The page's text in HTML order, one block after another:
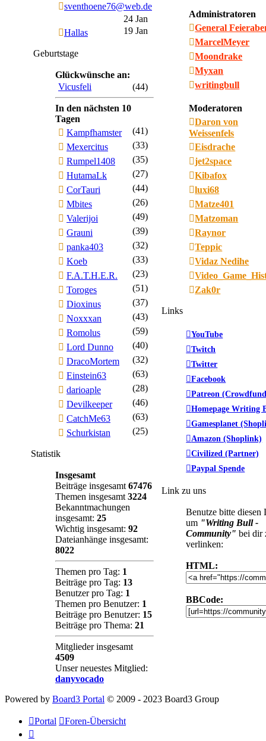
sventhoene76@web.de
24 Jan
Hallas
19 Jan
Geburtstage
Glückwünsche an:
Vicusfeli
(44)
In den nächsten 10
Tagen
Kampfhamster
(41)
Mexercitus
(33)
Rumpel1408
(35)
HutamaLk
(27)
CorTauri
(44)
Mbites
(26)
Valerijoi
(49)
Grauni
(39)
panka403
(32)
Koeb
(33)
F.A.T.H.E.R.
(23)
Toroges
(51)
Dioxinus
(37)
Noxxxan
(43)
Romolus
(59)
Lord Dunno
(40)
DracoMortem
(32)
Einstein63
(63)
darioaple
(28)
Devilkeeper
(46)
CatchMe63
(63)
Schurkistan
(25)
Statistik
Insgesamt
Beiträge insgesamt 67476
Themen insgesamt 3224
Bekanntmachungen
insgesamt: 25
Wichtig insgesamt: 92
Dateianhänge insgesamt:
8022
Themen pro Tag: 1
Beiträge pro Tag: 13
Benutzer pro Tag: 1
Themen pro Benutzer: 1
Beiträge pro Benutzer: 15
Beiträge pro Thema: 21
Mitglieder insgesamt
4509
Unser neuestes Mitglied:
danyvocado
Administratoren
General
MarcelMeyer
Moondrake
Myxan
writingbull
Moderatoren
Daron von
Weissenfels
Eisdrache
jet2space
Kibafox
luxi68
Matze401
Matzoman
Raynor
Teppic
Vidaz Nedihe
Zak0r
Links
YouTube
Twitch
Twitter
Facebook
Patreon
Homepage Writing
Gamesplanet
Amazon (Shoplink)
Civilized (Partner)
Paypal Spende
Link zu uns
Benutze bitte diesen
um "Writing Bull -
Community" bei dir
verlinken:
HTML:
BBCode:
Powered by Board3 Portal © 2009 - 2023 Board3 Group
Portal Foren-Übersicht